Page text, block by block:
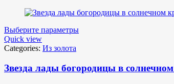
Выберите параметры
Quick view
Categories: Из золота
Звезда лады богородицы в солнечном